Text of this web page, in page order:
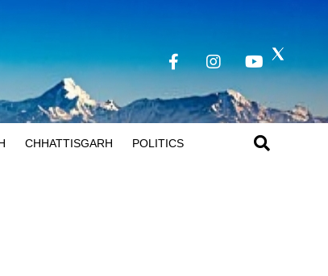
CHHATTISGARH POLITICS